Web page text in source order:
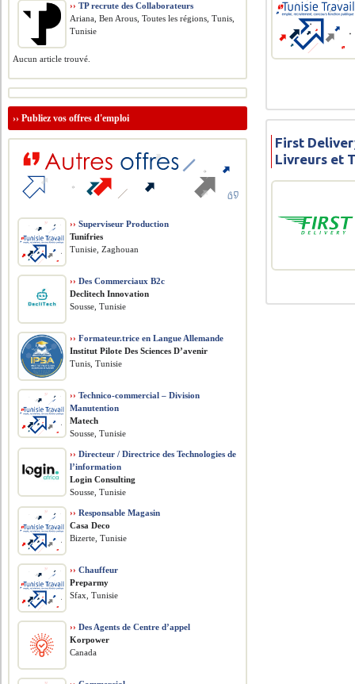
First
Livreurs et
›› TP recrute des Collaborateurs
Ariana, Ben Arous, Toutes les régions, Tunis,
Tunisie
Aucun article trouvé.
››Publiez vos offres d'emploi
›› Superviseur Production
Tunifries
Tunisie, Zaghouan
›› Des Commerciaux B2c
Declitech Innovation
Sousse, Tunisie
›› Formateur.trice en Langue Allemande
Institut Pilote Des Sciences D’avenir
Tunis, Tunisie
›› Technico-commercial – Division
Manutention
Matech
Sousse, Tunisie
›› Directeur / Directrice des Technologies de
l’information
Login Consulting
Sousse, Tunisie
›› Responsable Magasin
Casa Deco
Bizerte, Tunisie
›› Chauffeur
Preparmy
Sfax, Tunisie
›› Des Agents de Centre d’appel
Korpower
Canada